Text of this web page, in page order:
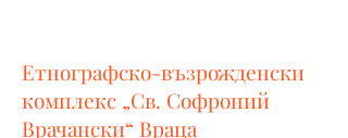
Етнографско-възрожденски
комплекс „Св. Софроний
Врачански“ Враца